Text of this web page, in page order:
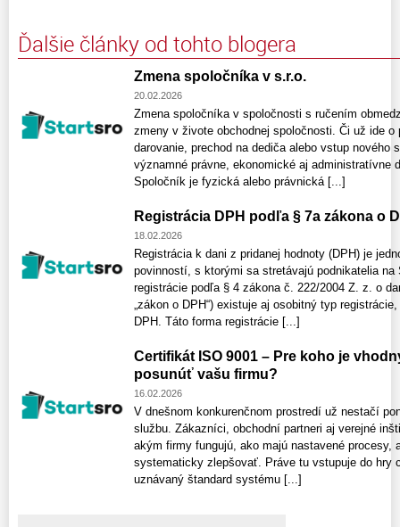
Ďalšie články od tohto blogera
Zmena spoločníka v s.r.o.
20.02.2026
Zmena spoločníka v spoločnosti s ručením
zmeny v živote obchodnej spoločnosti. Či už ide o
darovanie, prechod na dediča alebo vstup nového
významné právne, ekonomické aj administratívne
Spoločník je fyzická alebo právnická [...]
Registrácia DPH podľa § 7a zákona o
18.02.2026
Registrácia k dani z pridanej hodnoty (DPH) je
povinností, s ktorými sa stretávajú podnikatelia na
registrácie podľa § 4 zákona č. 222/2004 Z. z. o
„zákon o DPH“) existuje aj osobitný typ
DPH. Táto forma registrácie [...]
Certifikát ISO 9001 – Pre koho je
posunúť vašu firmu?
16.02.2026
V dnešnom konkurenčnom prostredí už nestačí
službu. Zákazníci, obchodní partneri aj verejné
akým firmy fungujú, ako majú nastavené procesy,
systematicky zlepšovať. Práve tu vstupuje do hry
uznávaný štandard systému [...]